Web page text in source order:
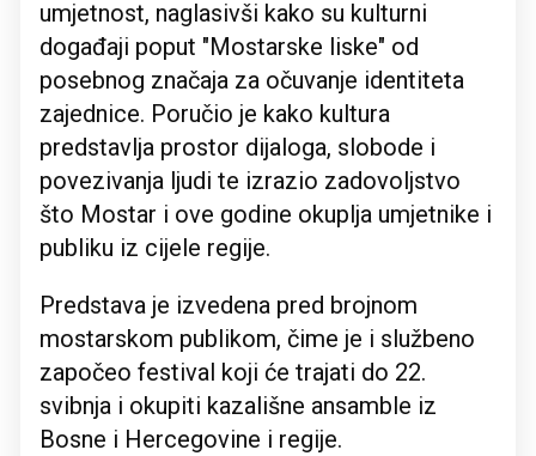
umjetnost, naglasivši kako su kulturni
događaji poput "Mostarske liske" od
posebnog značaja za očuvanje identiteta
zajednice. Poručio je kako kultura
predstavlja prostor dijaloga, slobode i
povezivanja ljudi te izrazio zadovoljstvo
što Mostar i ove godine okuplja umjetnike i
publiku iz cijele regije.
Predstava je izvedena pred brojnom
mostarskom publikom, čime je i službeno
započeo festival koji će trajati do 22.
svibnja i okupiti kazališne ansamble iz
Bosne i Hercegovine i regije.